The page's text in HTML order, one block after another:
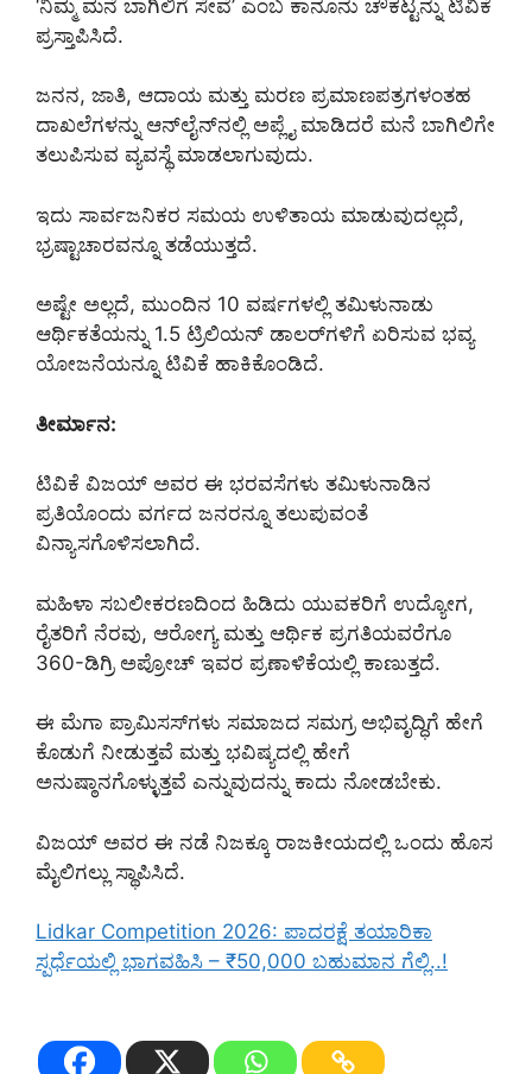
‘ನಿಮ್ಮ ಮನೆ ಬಾಗಿಲಿಗೆ ಸೇವೆ’ ಎಂಬ ಕಾನೂನು ಚೌಕಟ್ಟನ್ನು ಟಿವಿಕೆ
ಪ್ರಸ್ತಾಪಿಸಿದೆ.
ಜನನ, ಜಾತಿ, ಆದಾಯ ಮತ್ತು ಮರಣ ಪ್ರಮಾಣಪತ್ರಗಳಂತಹ
ದಾಖಲೆಗಳನ್ನು ಆನ್‌ಲೈನ್‌ನಲ್ಲಿ ಅಪ್ಲೈ ಮಾಡಿದರೆ ಮನೆ ಬಾಗಿಲಿಗೇ
ತಲುಪಿಸುವ ವ್ಯವಸ್ಥೆ ಮಾಡಲಾಗುವುದು.
ಇದು ಸಾರ್ವಜನಿಕರ ಸಮಯ ಉಳಿತಾಯ ಮಾಡುವುದಲ್ಲದೆ,
ಭ್ರಷ್ಟಾಚಾರವನ್ನೂ ತಡೆಯುತ್ತದೆ.
ಅಷ್ಟೇ ಅಲ್ಲದೆ, ಮುಂದಿನ 10 ವರ್ಷಗಳಲ್ಲಿ ತಮಿಳುನಾಡು
ಆರ್ಥಿಕತೆಯನ್ನು 1.5 ಟ್ರಿಲಿಯನ್ ಡಾಲರ್‌ಗಳಿಗೆ ಏರಿಸುವ ಭವ್ಯ
ಯೋಜನೆಯನ್ನೂ ಟಿವಿಕೆ ಹಾಕಿಕೊಂಡಿದೆ.
ತೀರ್ಮಾನ:
ಟಿವಿಕೆ ವಿಜಯ್ ಅವರ ಈ ಭರವಸೆಗಳು ತಮಿಳುನಾಡಿನ
ಪ್ರತಿಯೊಂದು ವರ್ಗದ ಜನರನ್ನೂ ತಲುಪುವಂತೆ
ವಿನ್ಯಾಸಗೊಳಿಸಲಾಗಿದೆ.
ಮಹಿಳಾ ಸಬಲೀಕರಣದಿಂದ ಹಿಡಿದು ಯುವಕರಿಗೆ ಉದ್ಯೋಗ,
ರೈತರಿಗೆ ನೆರವು, ಆರೋಗ್ಯ ಮತ್ತು ಆರ್ಥಿಕ ಪ್ರಗತಿಯವರೆಗೂ
360-ಡಿಗ್ರಿ ಅಪ್ರೋಚ್ ಇವರ ಪ್ರಣಾಳಿಕೆಯಲ್ಲಿ ಕಾಣುತ್ತದೆ.
ಈ ಮೆಗಾ ಪ್ರಾಮಿಸಸ್‌ಗಳು ಸಮಾಜದ ಸಮಗ್ರ ಅಭಿವೃದ್ಧಿಗೆ ಹೇಗೆ
ಕೊಡುಗೆ ನೀಡುತ್ತವೆ ಮತ್ತು ಭವಿಷ್ಯದಲ್ಲಿ ಹೇಗೆ
ಅನುಷ್ಠಾನಗೊಳ್ಳುತ್ತವೆ ಎನ್ನುವುದನ್ನು ಕಾದು ನೋಡಬೇಕು.
ವಿಜಯ್ ಅವರ ಈ ನಡೆ ನಿಜಕ್ಕೂ ರಾಜಕೀಯದಲ್ಲಿ ಒಂದು ಹೊಸ
ಮೈಲಿಗಲ್ಲು ಸ್ಥಾಪಿಸಿದೆ.
Lidkar Competition 2026: ಪಾದರಕ್ಷೆ ತಯಾರಿಕಾ
ಸ್ಪರ್ಧೆಯಲ್ಲಿ ಭಾಗವಹಿಸಿ – ₹50,000 ಬಹುಮಾನ ಗೆಲ್ಲಿ..!